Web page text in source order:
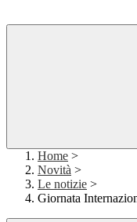
Home >
Novità >
Le notizie >
Giornata